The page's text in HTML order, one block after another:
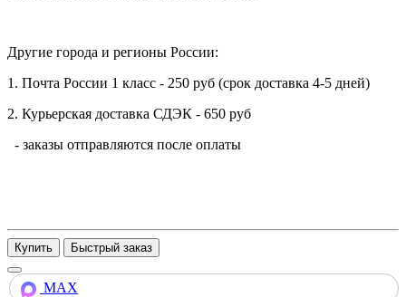
Другие города и регионы России:
1. Почта России 1 класс - 250 руб (срок доставка 4-5 дней)
2. Курьерская доставка СДЭК - 650 руб
- заказы отправляются после оплаты
Купить
MAX